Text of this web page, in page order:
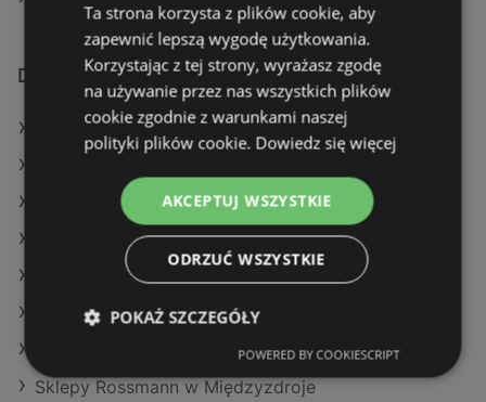
Dodatkowe łącza
Oferty Rossmann
Oferty Super-Pharm
Aktualne gazetki Hebe
Aktualne gazetki Drogeria Jasmin
Aktualne gazetki Super-Pharm
Aktualne gazetki Natura Drogerie
Sklepy Rossmann w Międzyzdroje
Ta strona korzysta z plików cookie, aby
zapewnić lepszą wygodę użytkowania.
Korzystając z tej strony, wyrażasz zgodę
na używanie przez nas wszystkich plików
cookie zgodnie z warunkami naszej
polityki plików cookie. Dowiedz się więcej
AKCEPTUJ WSZYSTKIE
ODRZUĆ WSZYSTKIE
POKAŻ SZCZEGÓŁY
POWERED BY COOKIESCRIPT